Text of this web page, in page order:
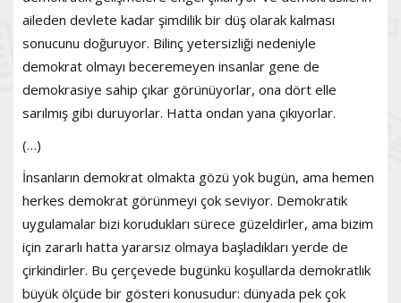
aileden devlete kadar şimdilik bir düş olarak kalması
sonucunu doğuruyor. Bilinç yetersizliği nedeniyle
demokrat olmayı beceremeyen insanlar gene de
demokrasiye sahip çıkar görünüyorlar, ona dört elle
sarılmış gibi duruyorlar. Hatta ondan yana çıkıyorlar.
(…)
İnsanların demokrat olmakta gözü yok bugün, ama hemen
herkes demokrat görünmeyi çok seviyor. Demokratik
uygulamalar bizi korudukları sürece güzeldirler, ama bizim
için zararlı hatta yararsız olmaya başladıkları yerde de
çirkindirler. Bu çerçevede bugünkü koşullarda demokratlık
büyük ölçüde bir gösteri konusudur: dünyada pek çok